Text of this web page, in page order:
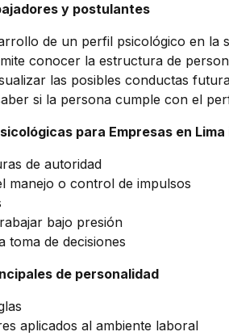
y postulantes
de un perfil psicológico en la
conocer la estructura de
las posibles conductas
si la persona cumple con el
para Empresas en
de autoridad
manejo o control de impulsos
bajo presión
toma de decisiones
de personalidad
aplicados al ambiente laboral